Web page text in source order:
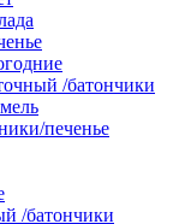
/батончики
печенье
/батончики